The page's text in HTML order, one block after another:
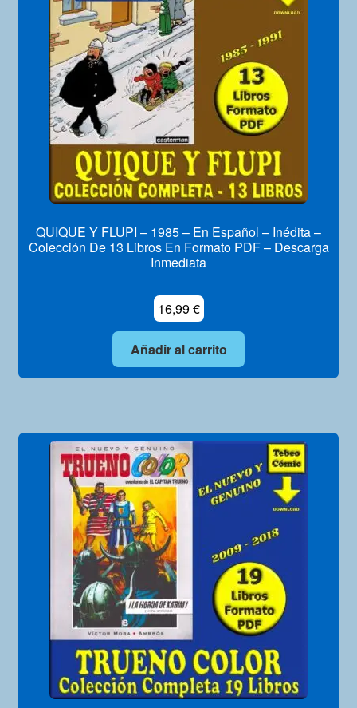
QUIQUE Y FLUPI – 1985 – En Español – Inédita –
Colección De 13 Libros En Formato PDF – Descarga
Inmediata
16,99€
Añadir al carrito